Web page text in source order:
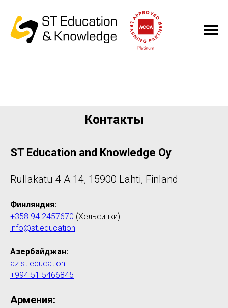
Контакты
ST Education and Knowledge Oy
Rullakatu 4 A 14, 15900 Lahti, Finland
Финляндия:
+358 94 2457670 (Хельсинки)
info@st.education
Азербайджан:
az.st.education
+994 51 5466845
Армения: